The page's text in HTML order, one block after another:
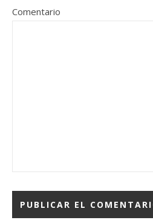
Comentario